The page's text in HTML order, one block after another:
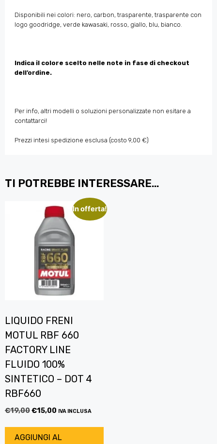
Disponibili nei colori: nero, carbon, trasparente, trasparente con
logo goodridge, verde kawasaki, rosso, giallo, blu, bianco.
Indica il colore scelto nelle note in fase di checkout
dell’ordine.
Per info, altri modelli o soluzioni personalizzate non esitare a
contattarci!
Prezzi intesi spedizione esclusa (costo 9,00 €)
TI POTREBBE INTERESSARE…
In offerta!
LIQUIDO FRENI
MOTUL RBF 660
FACTORY LINE
FLUIDO 100%
SINTETICO – DOT 4
RBF660
€19,00€15,00 IVA INCLUSA
AGGIUNGI AL